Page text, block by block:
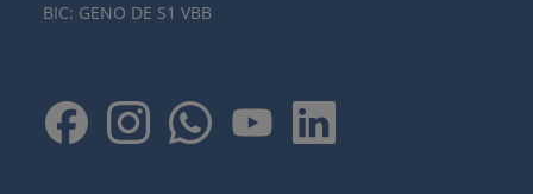
BIC: GENO DE S1 VBB